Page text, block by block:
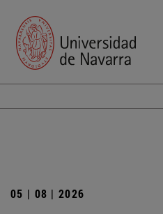
05 | 08 | 2026